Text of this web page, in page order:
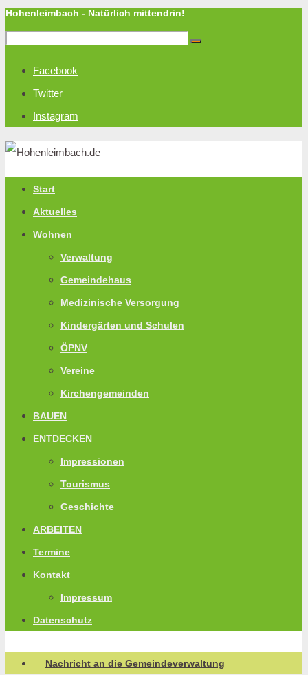
Hohenleimbach - Natürlich mittendrin!
Facebook
Twitter
Instagram
Start
Aktuelles
Wohnen
Verwaltung
Gemeindehaus
Medizinische Versorgung
Kindergärten und Schulen
ÖPNV
Vereine
Kirchengemeinden
BAUEN
ENTDECKEN
Impressionen
Tourismus
Geschichte
ARBEITEN
Termine
Kontakt
Impressum
Datenschutz
Nachricht an die Gemeindeverwaltung